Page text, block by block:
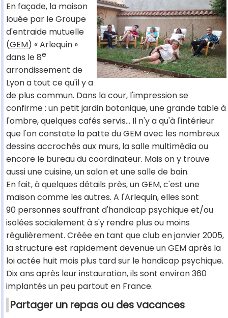
En façade, la maison
louée par le Groupe
d'entraide mutuelle
(GEM) « Arlequin »
dans le 8e
arrondissement de
Lyon a tout ce qu'il y a
de plus commun. Dans la cour, l'impression se
confirme : un petit jardin botanique, une grande table à
l'ombre, quelques cafés servis… Il n'y a qu'à l'intérieur
que l'on constate la patte du GEM avec les nombreux
dessins accrochés aux murs, la salle multimédia ou
encore le bureau du coordinateur. Mais on y trouve
aussi une cuisine, un salon et une salle de bain.
En fait, à quelques détails près, un GEM, c'est une
maison comme les autres. A l'Arlequin, elles sont
90 personnes souffrant d'handicap psychique et/ou
isolées socialement à s'y rendre plus ou moins
régulièrement. Créée en tant que club en janvier 2005,
la structure est rapidement devenue un GEM après la
loi actée huit mois plus tard sur le handicap psychique.
Dix ans après leur instauration, ils sont environ 360
implantés un peu partout en France.
Partager un repas ou des vacances